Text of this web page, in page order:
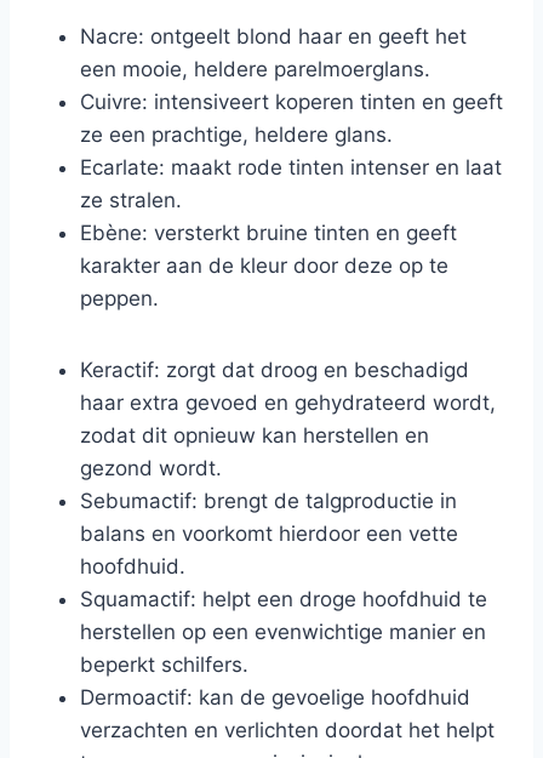
Nacre: ontgeelt blond haar en geeft het
een mooie, heldere parelmoerglans.
Cuivre: intensiveert koperen tinten en geeft
ze een prachtige, heldere glans.
Ecarlate: maakt rode tinten intenser en laat
ze stralen.
Ebène: versterkt bruine tinten en geeft
karakter aan de kleur door deze op te
peppen.
Keractif: zorgt dat droog en beschadigd
haar extra gevoed en gehydrateerd wordt,
zodat dit opnieuw kan herstellen en
gezond wordt.
Sebumactif: brengt de talgproductie in
balans en voorkomt hierdoor een vette
hoofdhuid.
Squamactif: helpt een droge hoofdhuid te
herstellen op een evenwichtige manier en
beperkt schilfers.
Dermoactif: kan de gevoelige hoofdhuid
verzachten en verlichten doordat het helpt